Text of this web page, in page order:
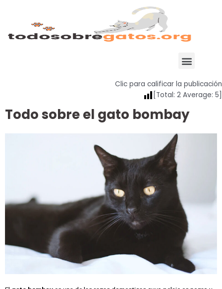
contenido
Menu
Clic para calificar la publicación
[Total: 2 Average: 5
Todo sobre el gato bombay